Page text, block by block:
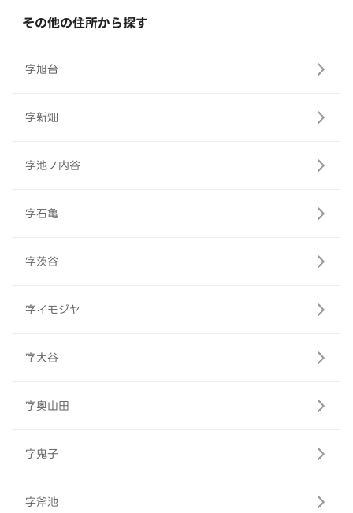
その他の住所から探す
字旭台
字新畑
字池ノ内谷
字石亀
字茨谷
字イモジヤ
字大谷
字奥山田
字鬼子
字斧池